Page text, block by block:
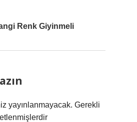
Renk Giyinmeli
yayınlanmayacak. Gerekli